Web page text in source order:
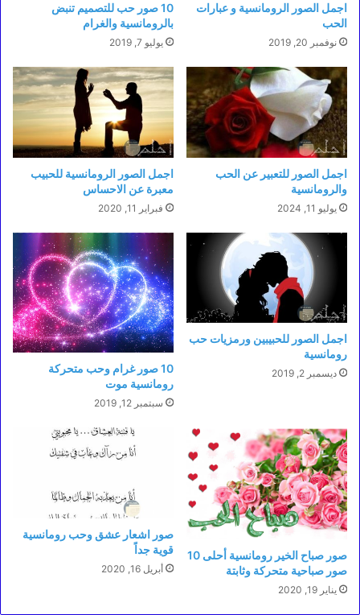
اجمل الصور الرومانسية و عبارات
الحب
نوفمبر 20, 2019
10 صور حب للتصميم تنبض
بالرومانسية والغرام
يوليو 7, 2019
اجمل الصور للتعبير عن الحب
والرومانسية
يوليو 11, 2024
اجمل الصور الرومانسية للحبيب
معبرة عن الاحساس
فبراير 11, 2020
اجمل الصور للحبيبين ورمزيات حب
رومانسية
ديسمبر 2, 2019
10 صور غرام وحب متحركة
رومانسية موت
سبتمبر 12, 2019
صور صباح الخير رومانسية أحلى 10
صور صباحية متحركة وثابتة
يناير 19, 2020
صور اشعار عشق وحب رومانسية
قوية جداً
أبريل 16, 2020